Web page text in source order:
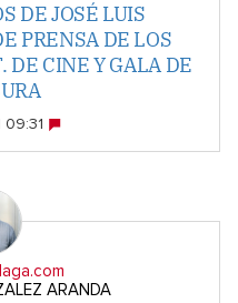
DE JOSÉ LUIS
PRENSA DE LOS
DE CINE Y GALA DE
09:31
ARANDA